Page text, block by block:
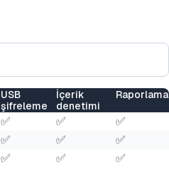
USB
şifreleme
İçerik
denetimi
Raporlama
✅ ✅
✅
✅ ✅
✅
✅ ✅ ✅